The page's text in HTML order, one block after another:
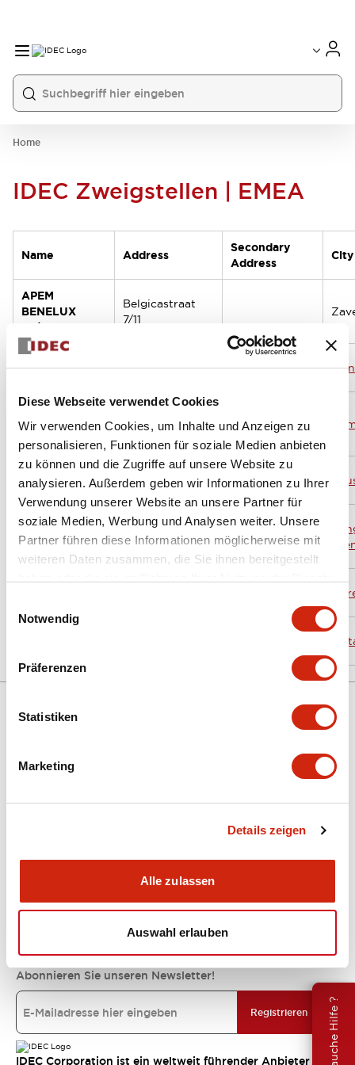
Diese Webseite verwendet Cookies
Wir verwenden Cookies, um Inhalte und Anzeigen zu
personalisieren, Funktionen für soziale Medien anbieten
zu können und die Zugriffe auf unsere Website zu
analysieren. Außerdem geben wir Informationen zu Ihrer
Verwendung unserer Website an unsere Partner für
soziale Medien, Werbung und Analysen weiter. Unsere
Partner führen diese Informationen möglicherweise mit
weiteren Daten zusammen, die Sie ihnen bereitgestellt
Notwendig
Präferenzen
Statistiken
Marketing
Details zeigen
Alle zulassen
Auswahl erlauben
Brauche Hilfe ?
Home
IDEC Zweigstellen | EMEA
Name Address
Secondary
Address
City
APEM
BENELUX
nv/sa
Belgicastraat
7/11
APEM GmbH
Paulsdorfferstr.
APEM GmbH
(Niederlassung
Hamburg)
Papenreye 20
APEM France
55, avenue
Edouard Herriot
BP1
APEM
COMPONENTS
Ltd
Drakes Drive Bucks
APEM Italia
Via Marconi
Ressourcen und Dokumente
Über IDEC
IDEC-Verpflichtungen
Abonnieren Sie unseren Newsletter!
Registrieren
IDEC Corporation ist ein weltweit führender Anbieter